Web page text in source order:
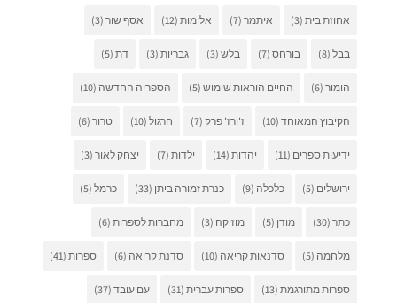
אחוזת בית(3) איתמר(7) אלימות(12) אסף שור(3)
בבל(8) בורחס(7) בלש(3) גבריות(3) דת(5)
הומור(6) החיים הוראות שימוש(5) הספריה החדשה (10)
הקיבוץ המאוחד(10) ז'ורז' פרק(7) חרגול(10) טרור(6)
ידיעות ספרים (11) יהדות(14) ילדות(7) יצחק לאור(3)
ירושלים (5) כלכלה (9) כנרת זמורה ביתן (33) כרמל(5)
כתר(30) מודן (5) מוזיקה (3) מחברות לספרות(6)
מלחמה (5) סדנאות קריאה (10) סדנת קריאה (6) ספרות(41)
ספרות מתורגמת(13) ספרות עברית(31) עם עובד(37)